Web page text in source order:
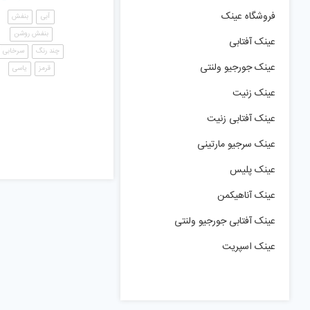
آبی
بنفش
بنفش روشن
چند رنگ
سرخابی
قرمز
یاسی
فروشگاه عینک
عینک آفتابی
عینک جورجیو ولنتی
عینک زنیت
عینک آفتابی زنیت
عینک سرجیو مارتینی
عینک پلیس
عینک آناهیکمن
عینک آفتابی جورجیو ولنتی
عینک اسپریت